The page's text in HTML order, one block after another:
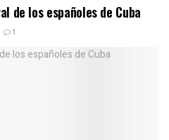
de los españoles de Cuba
1